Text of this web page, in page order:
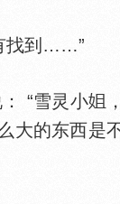
找到……”
“雪灵小
大的东西是